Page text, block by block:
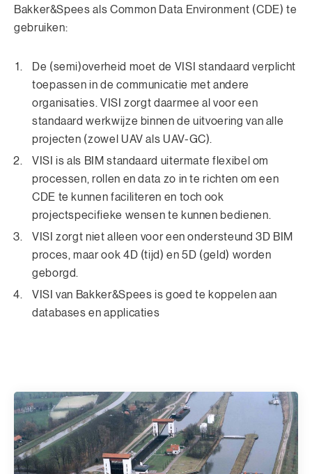
Bakker&Spees als Common Data Environment (CDE) te
gebruiken:
De (semi)overheid moet de VISI standaard verplicht
toepassen in de communicatie met andere
organisaties. VISI zorgt daarmee al voor een
standaard werkwijze binnen de uitvoering van alle
projecten (zowel UAV als UAV-GC).
VISI is als BIM standaard uitermate flexibel om
processen, rollen en data zo in te richten om een
CDE te kunnen faciliteren en toch ook
projectspecifieke wensen te kunnen bedienen.
VISI zorgt niet alleen voor een ondersteund 3D BIM
proces, maar ook 4D (tijd) en 5D (geld) worden
geborgd.
VISI van Bakker&Spees is goed te koppelen aan
databases en applicaties